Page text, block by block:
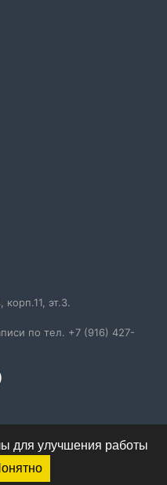
корп.11, эт.3.
по тел. +7 (916) 427-
о правах
для улучшения работы